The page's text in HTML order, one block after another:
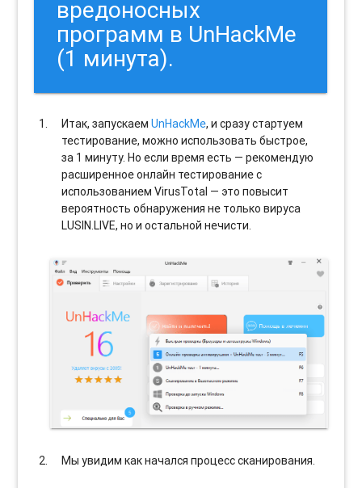
вредоносных
программ в UnHackMe
(1 минута).
Итак, запускаемUnHackMe, и сразу стартуем
тестирование, можно использовать быстрое,
за 1 минуту. Но если время есть — рекомендую
расширенное онлайн тестирование с
использованием VirusTotal — это повысит
вероятность обнаружения не только вируса
LUSIN.LIVE, но и остальной нечисти.
Мы увидим как начался процесс сканирования.